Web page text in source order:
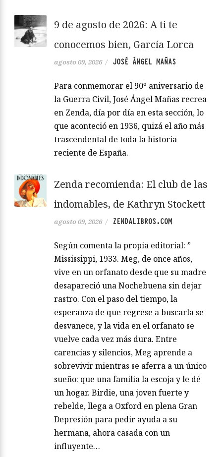
9 de agosto de 2026: A ti te
conocemos bien, García Lorca
agosto 09, 2026 / JOSÉ ÁNGEL MAÑAS
Para conmemorar el 90º aniversario de
la Guerra Civil, José Ángel Mañas recrea
en Zenda, día por día en esta sección, lo
que aconteció en 1936, quizá el año más
trascendental de toda la historia
reciente de España.
Zenda recomienda: El club de las
indomables, de Kathryn Stockett
agosto 09, 2026 / ZENDALIBROS.COM
Según comenta la propia editorial: ”
Mississippi, 1933. Meg, de once años,
vive en un orfanato desde que su madre
desapareció una Nochebuena sin dejar
rastro. Con el paso del tiempo, la
esperanza de que regrese a buscarla se
desvanece, y la vida en el orfanato se
vuelve cada vez más dura. Entre
carencias y silencios, Meg aprende a
sobrevivir mientras se aferra a un único
sueño: que una familia la escoja y le dé
un hogar. Birdie, una joven fuerte y
rebelde, llega a Oxford en plena Gran
Depresión para pedir ayuda a su
hermana, ahora casada con un
influyente…